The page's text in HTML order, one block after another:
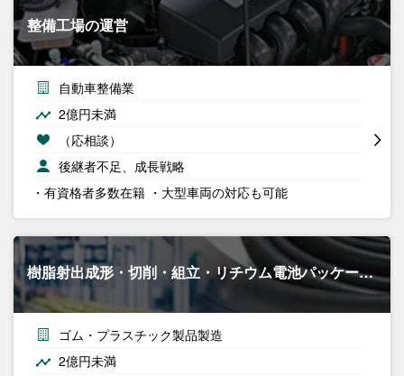
整備工場の運営
自動車整備業
2億円未満
（応相談）
後継者不足、成長戦略
・有資格者多数在籍 ・大型車両の対応も可能
樹脂射出成形・切削・組立・リチウム電池パッケー…
ゴム・プラスチック製品製造
2億円未満